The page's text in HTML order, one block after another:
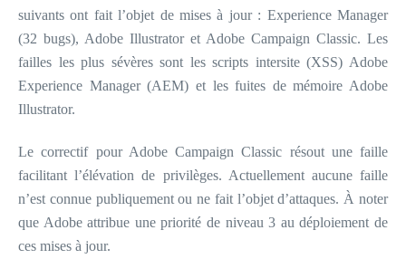
suivants ont fait l’objet de mises à jour : Experience Manager
(32 bugs), Adobe Illustrator et Adobe Campaign Classic. Les
failles les plus sévères sont les scripts intersite (XSS) Adobe
Experience Manager (AEM) et les fuites de mémoire Adobe
Illustrator.
Le correctif pour Adobe Campaign Classic résout une faille
facilitant l’élévation de privilèges. Actuellement aucune faille
n’est connue publiquement ou ne fait l’objet d’attaques. À noter
que Adobe attribue une priorité de niveau 3 au déploiement de
ces mises à jour.